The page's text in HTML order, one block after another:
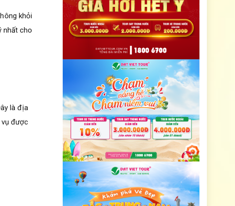
khỏi
nhất cho
là địa
vụ được